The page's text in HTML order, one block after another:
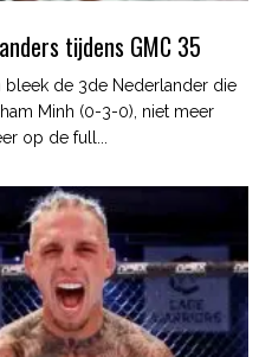
tijdens GMC 35
de 3de Nederlander die
Minh (0-3-0), niet meer
op de full...